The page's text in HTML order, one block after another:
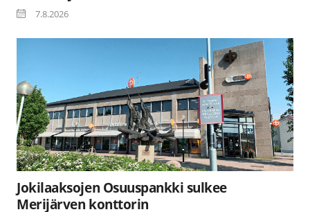
7.8.2026
Jokilaaksojen Osuuspankki sulkee
Merijärven konttorin